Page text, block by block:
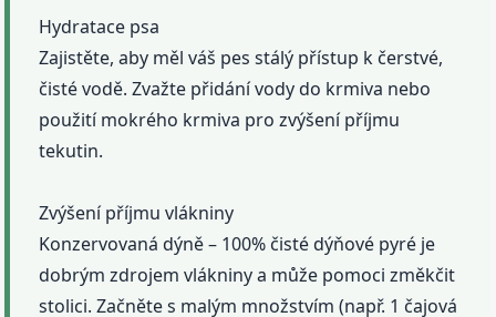
Hydratace psa
Zajistěte, aby měl váš pes stálý přístup k čerstvé,
čisté vodě. Zvažte přidání vody do krmiva nebo
použití mokrého krmiva pro zvýšení příjmu
tekutin.
Zvýšení příjmu vlákniny
Konzervovaná dýně – 100% čisté dýňové pyré je
dobrým zdrojem vlákniny a může pomoci změkčit
stolici. Začněte s malým množstvím (např. 1 čajová